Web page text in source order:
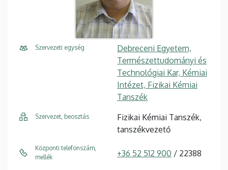
Szervezeti egység
Debreceni Egyetem,
Természettudományi és
Technológiai Kar, Kémiai
Intézet, Fizikai Kémiai
Tanszék
Szervezet, beosztás
Fizikai Kémiai Tanszék,
tanszékvezető
Központi telefonszám,
mellék
+36 52 512 900 / 22388